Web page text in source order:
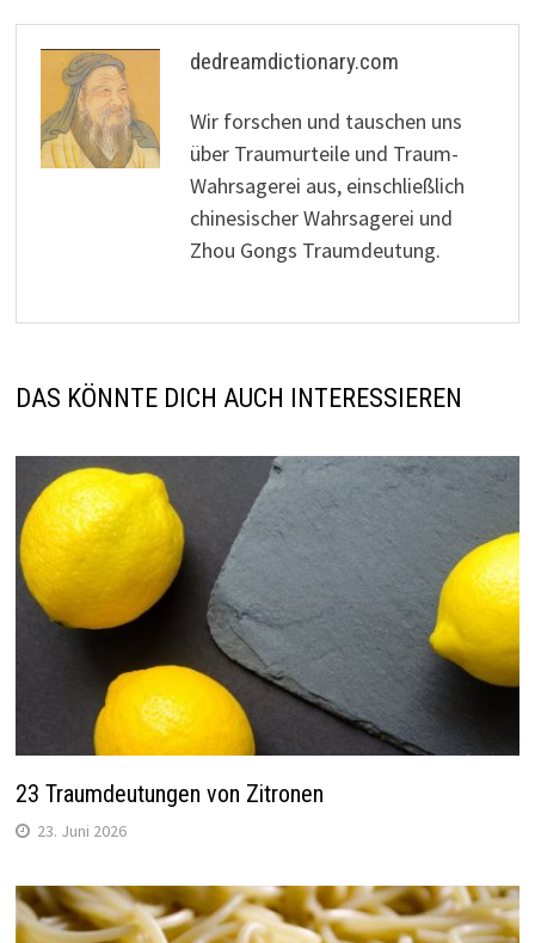
dedreamdictionary.com
Wir forschen und tauschen uns
über Traumurteile und Traum-
Wahrsagerei aus, einschließlich
chinesischer Wahrsagerei und
Zhou Gongs Traumdeutung.
DAS KÖNNTE DICH AUCH INTERESSIEREN
23 Traumdeutungen von Zitronen
23. Juni 2026